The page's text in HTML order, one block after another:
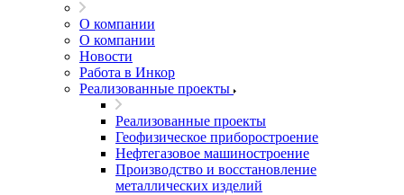
О компании
О компании
Новости
Работа в Инкор
Реализованные проекты
Реализованные проекты
Геофизическое приборостроение
Нефтегазовое машиностроение
Производство и восстановление
металлических изделий